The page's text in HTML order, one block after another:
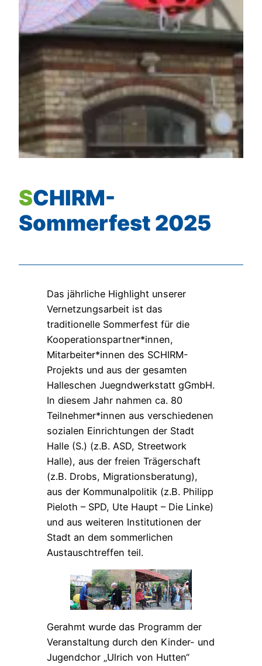
SCHIRM-
Sommerfest 2025
Das jährliche Highlight unserer
Vernetzungsarbeit ist das
traditionelle Sommerfest für die
Kooperationspartner*innen,
Mitarbeiter*innen des SCHIRM-
Projekts und aus der gesamten
Halleschen Juegndwerkstatt gGmbH.
In diesem Jahr nahmen ca. 80
Teilnehmer*innen aus verschiedenen
sozialen Einrichtungen der Stadt
Halle (S.) (z.B. ASD, Streetwork
Halle), aus der freien Trägerschaft
(z.B. Drobs, Migrationsberatung),
aus der Kommunalpolitik (z.B. Philipp
Pieloth – SPD, Ute Haupt – Die Linke)
und aus weiteren Institutionen der
Stadt an dem sommerlichen
Austauschtreffen teil.
Gerahmt wurde das Programm der
Veranstaltung durch den Kinder- und
Jugendchor „Ulrich von Hutten“